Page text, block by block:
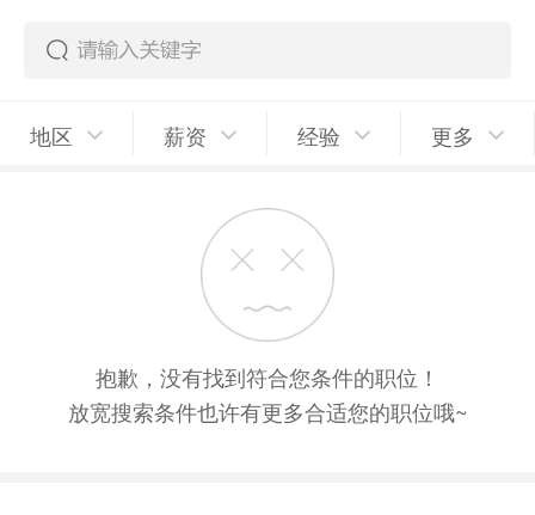
地区 薪资 经验 更多
抱歉，没有找到符合您条件的职位！
放宽搜索条件也许有更多合适您的职位哦~